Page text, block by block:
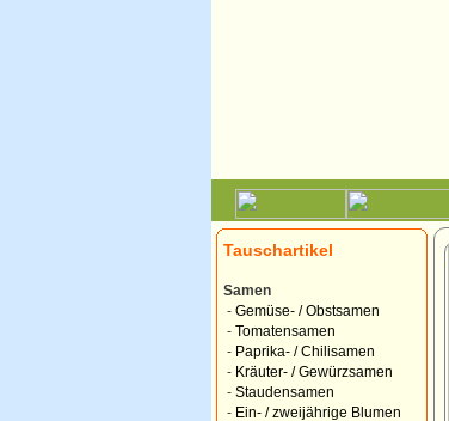
Tauschartikel
Samen
- Gemüse- / Obstsamen
- Tomatensamen
- Paprika- / Chilisamen
- Kräuter- / Gewürzsamen
- Staudensamen
- Ein- / zweijährige Blumen